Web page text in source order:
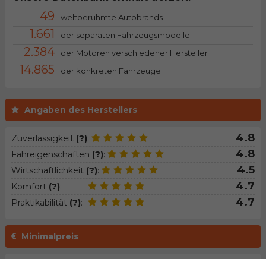
Angaben des Herstellers
Zuverlässigkeit (?): 4.8
Fahreigenschaften (?): 4.8
Wirtschaftlichkeit (?): 4.5
Komfort (?): 4.7
Praktikabilität (?): 4.7
Minimalpreis
49 weltberühmte Autobrands
1.661 der separaten Fahrzeugsmodelle
2.384 der Motoren verschiedener Hersteller
14.865 der konkreten Fahrzeuge